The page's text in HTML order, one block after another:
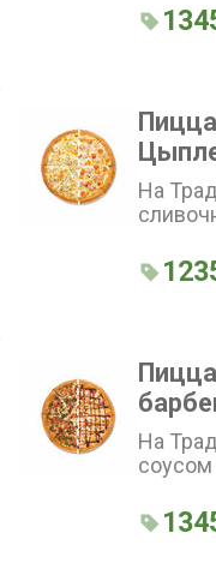
бекон,
салат
На
На
и
бекон,